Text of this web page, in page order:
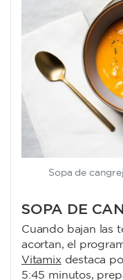
Sopa de
SOPA DE
Cuando bajan las
acortan, el
Vitamixdestaca
5:45 minutos,